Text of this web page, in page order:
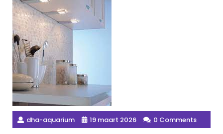
dha-aquarium 19 maart 2026 0 Comments